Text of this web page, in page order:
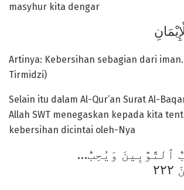
masyhur kita dengar
Artinya: Kebersihan sebagian dari iman.
Tirmidzi)
Selain itu dalam Al-Qur’an Surat Al-
Allah SWT menegaskan kepada kita
kebersihan dicintai oleh-Nya
…إِنَّ ٱللَّهَ يُحِبُّ ٱلتَّوَّٰبِينَ وَيُحِبُّ